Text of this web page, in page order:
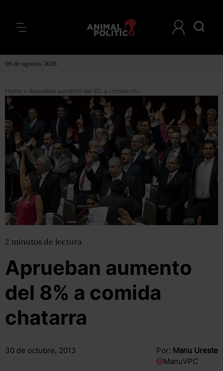
09 de agosto, 2026
Home > Aprueban aumento del 8% a comida chatarra
2 minutos de lectura
Aprueban aumento
del 8% a comida
chatarra
30 de octubre, 2013 Por: Manu Ureste
@ManuVPC